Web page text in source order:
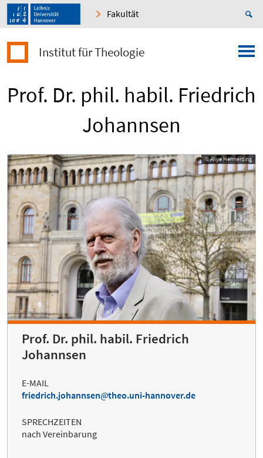
Fakultät
Institut für Theologie
Prof. Dr. phil. habil. Friedrich
Johannsen
© Aliye Hermerding
Prof. Dr. phil. habil. Friedrich
Johannsen
E-MAIL
friedrich.johannsen
theo.uni-hannover.de
SPRECHZEITEN
nach Vereinbarung